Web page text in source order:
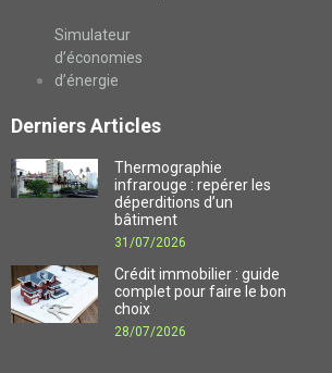
Simulateur
d’économies
d’énergie
Derniers Articles
Thermographie
infrarouge : repérer les
déperditions d’un
bâtiment
31/07/2026
Crédit immobilier : guide
complet pour faire le bon
choix
28/07/2026